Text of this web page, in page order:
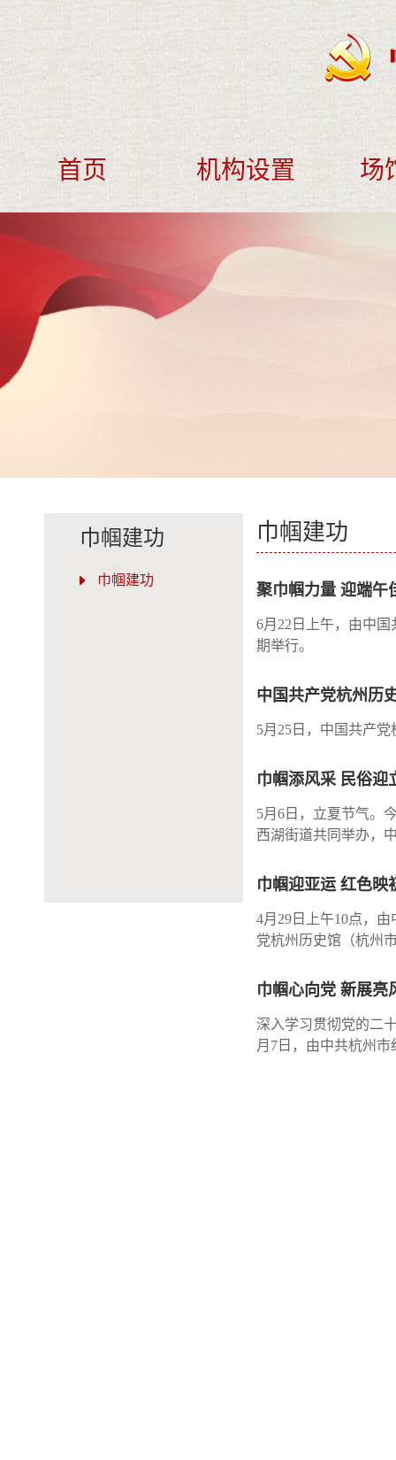
首页 机构设置 场
巾帼建功
巾帼建功
巾帼建功
聚巾帼力量 迎端午
6月22日上午，由中
期举行。
中国共产党杭州历
5月25日，中国共产
巾帼添风采 民俗迎
5月6日，立夏节气。
西湖街道共同举办，
巾帼迎亚运 红色映
4月29日上午10点，
党杭州历史馆（杭州市方志馆）宣教班参
二级巡视员章雪峰致
巾帼心向党 新展
深入学习贯彻党的二
月7日，由中共杭州